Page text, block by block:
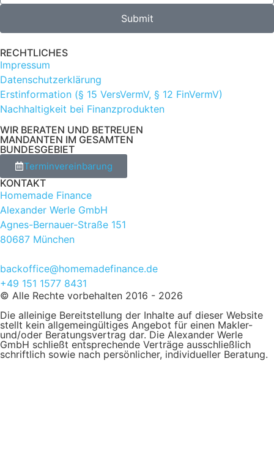
Submit
RECHTLICHES
Impressum
Datenschutzerklärung
Erstinformation (§ 15 VersVermV, § 12 FinVermV)
Nachhaltigkeit bei Finanzprodukten
WIR BERATEN UND BETREUEN
MANDANTEN IM GESAMTEN
BUNDESGEBIET
Terminvereinbarung
KONTAKT
Homemade Finance
Alexander Werle GmbH
Agnes-Bernauer-Straße 151
80687 München
backoffice@homemadefinance.de
+49 151 1577 8431
© Alle Rechte vorbehalten 2016 - 2026
Die alleinige Bereitstellung der Inhalte auf dieser Website
stellt kein allgemeingültiges Angebot für einen Makler-
und/oder Beratungsvertrag dar. Die Alexander Werle
GmbH schließt entsprechende Verträge ausschließlich
schriftlich sowie nach persönlicher, individueller Beratung.